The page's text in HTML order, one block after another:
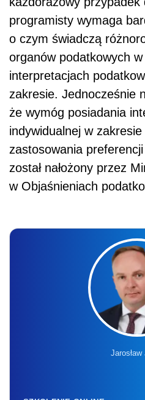
programisty wymaga
o czym świadczą
organów podatkowych
interpretacjach
zakresie. Jednocześnie
że wymóg posiadania
indywidualnej w
zastosowania
został nałożony przez
w Objaśnieniach
Jarosław